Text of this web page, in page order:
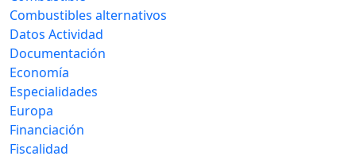
Combustibles alternativos
Datos Actividad
Documentación
Economía
Especialidades
Europa
Financiación
Fiscalidad